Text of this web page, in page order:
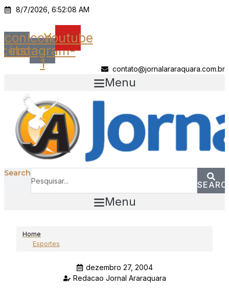
Ir
o
conteúdo
8/7/2026, 6:52:08 AM
Icon-Icon-
instagram-
1
Youtube
contato@jornalararaquara.com.br
Menu
Search
Menu
Home
Esportes
dezembro 27, 2004
Redacao Jornal Araraquara